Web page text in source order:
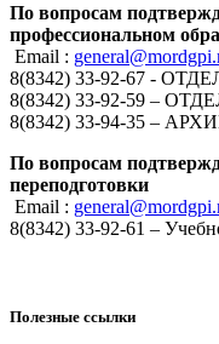
По вопросам
профессиональном
Email :
8(8342) 33-92-67 -
8(8342) 33-92-59 –
8(8342) 33-94-35 –
По вопросам
переподготовки
Email :
8(8342) 33-92-61 –
Полезные ссылки